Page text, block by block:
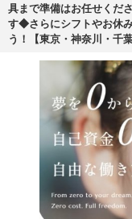
具まで準備はお任せくだ
す◆さらにシフトやお休
う！【東京・神奈川・千